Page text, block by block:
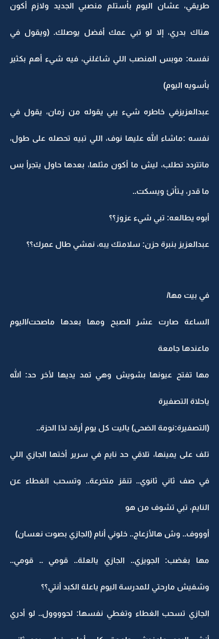
طريقي، عشان اليوم بأستلم منصبي الجديد ولازم أكون
هناك بدري، إلا لو تبي عمك أفضل يوصلك. (ويقول في
نفسه: موبس المنصب اللي شاغلني، فيه شيء أهم بكثير
بأسويه اليوم)
عبدالعزيزفي خاطره شيء يبي يقوله من زمان، يقول في
نفسه :ماشاء الله عليها نوف، اللي تبيه تحصله على طول،
ماتتردد تطلب، ليش ما أكون مثلها، بعدها حاول يتجرأ بس
ما قدر، يـتأتئ ويسكت..
أبوه يطالعه: تبي شيء عزوز؟؟
عبدالعزيز بنبرة حزن: سلامتك يبه، نمشي طال عمرك؟؟
في بيت مها/
الساعة صارت عشر الصبح ومها بعدها ماصحت/اليوم
ماعندها جامعة
مها تفتح عيونها بشويش وهي تمد يديها لأخر حد: الله
ياحلاة التصفيرة
(التصفيرة:نومة الضحى) ياليت كل يوم أرقد لذا الحزة..
تلف على يمينها، تلاقي حد نايم في سرير أختها الجازي اللي
في صف ثاني ثانوي.. تنقز متخرعة.. وتسحب الغطاء عن
النايم، تبي تشوف من هو
أوووف.. وش هالأزعاج.. خلوني أنام (الجازي بصوت نعسان)
مها بغضب: الجويزي.. الجازي يالعلة.. قومي .. قومي..
وشفيش مارحتي للمدرسة اليوم ياعلة الكبد أنتي؟؟
الجازي تسحب الغطاء وتغطي نفسها: لحوووول.. لو أدري